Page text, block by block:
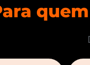
quem